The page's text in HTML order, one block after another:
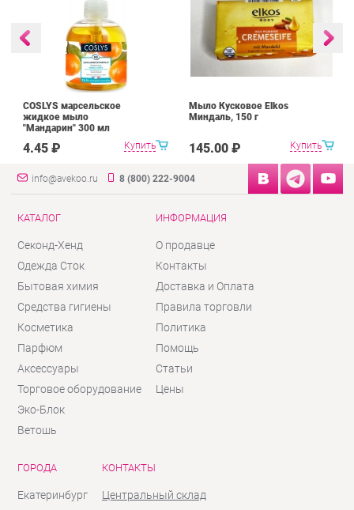
Купить
COSLYS марсельское
жидкое мыло
"Мандарин" 300 мл
4.45 ₽ Купить
Мыло Кусковое Elkos
Миндаль, 150 г
145.00 ₽
info@avekoo.ru 8 (800) 222-9004
КАТАЛОГ
Секонд-Хенд
Одежда Сток
Бытовая химия
Средства гигиены
Косметика
Парфюм
Аксессуары
Торговое оборудование
Эко-Блок
Ветошь
ИНФОРМАЦИЯ
О продавце
Контакты
Доставка и Оплата
Правила торговли
Политика
Помощь
Статьи
Цены
ГОРОДА
Екатеринбург
КОНТАКТЫ
Центральный склад